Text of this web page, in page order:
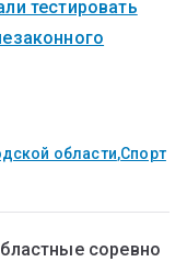
тестировать
области,Спорт
соревно